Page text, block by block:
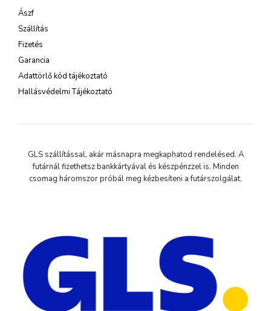
Ászf
Szállítás
Fizetés
Garancia
Adattörlő kód tájékoztató
Hallásvédelmi Tájékoztató
GLS szállítással, akár másnapra megkaphatod rendelésed. A
futárnál fizethetsz bankkártyával és készpénzzel is. Minden
csomag háromszor próbál meg kézbesíteni a futárszolgálat.